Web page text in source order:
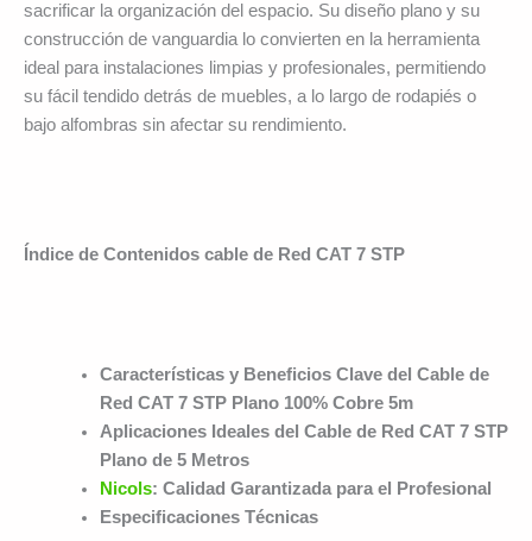
sacrificar la organización del espacio. Su diseño plano y su
construcción de vanguardia lo convierten en la herramienta
ideal para instalaciones limpias y profesionales, permitiendo
su fácil tendido detrás de muebles, a lo largo de rodapiés o
bajo alfombras sin afectar su rendimiento.
Índice de Contenidos cable de Red CAT 7 STP
Características y Beneficios Clave del Cable de
Red CAT 7 STP Plano 100% Cobre 5m
Aplicaciones Ideales del Cable de Red CAT 7 STP
Plano de 5 Metros
Nicols: Calidad Garantizada para el Profesional
Especificaciones Técnicas